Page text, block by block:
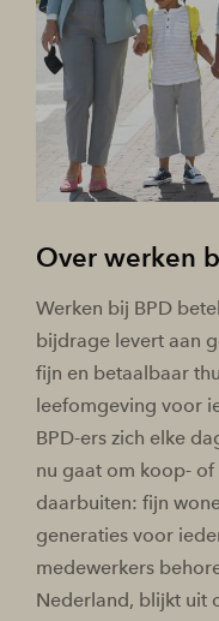
Over werken
Werken bij BPD
bijdrage levert aan
fijn en betaalbaar
leefomgeving voor
BPD-ers zich elke
nu gaat om koop-
daarbuiten: fijn
generaties voor
medewerkers
Nederland, blijkt uit